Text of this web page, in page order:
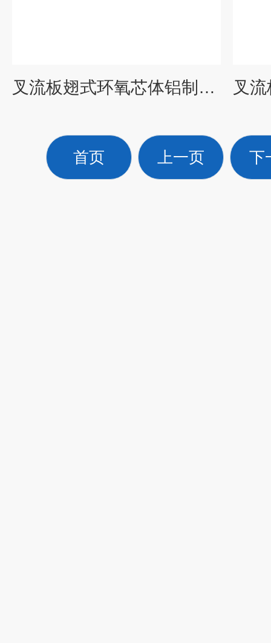
叉流板翅式环氧芯体铝制能量回收器
首页 上一页 下